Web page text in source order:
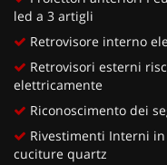
led a 3 artigli
Retrovisore interno
Retrovisori esterni
elettricamente
Riconoscimento dei
Rivestimenti Interni
cuciture quartz